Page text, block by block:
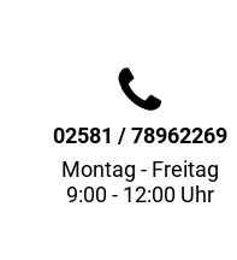
02581 / 78962269
Montag - Freitag
9:00 - 12:00 Uhr